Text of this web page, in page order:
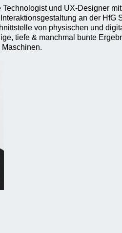
Technologist und UX-Designer
an der HfG
von physischen und
tiefe & manchmal bunte